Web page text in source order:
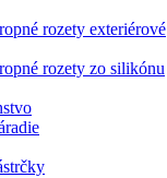
rozety exteriérové
rozety zo silikónu